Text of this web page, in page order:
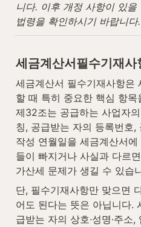
니다. 이후 개정 사항이 있
법령을 확인하시기 바랍니다.
세금계산서필수기재사
세금계산서 필수기재사항은
할 때 특히 중요한 핵심 항
제32조는 공급하는 사업자
칭, 공급받는 자의 등록번호,
작성 연월일을 세금계산서
들이 빠지거나 사실과 다르
가산세 문제가 생길 수 있습
단, 필수기재사항만 맞으면
어도 된다는 뜻은 아닙니다.
급받는 자의 상호·성명·주소